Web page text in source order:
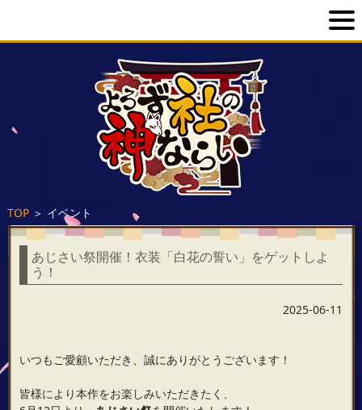
TOP＞ イベント
あじさい祭開催！衣装「白花の誓い」をゲットしよ
う！
2025-06-11
いつもご愛顧いただき、誠にありがとうございます！
皆様により本作をお楽しみいただきたく、